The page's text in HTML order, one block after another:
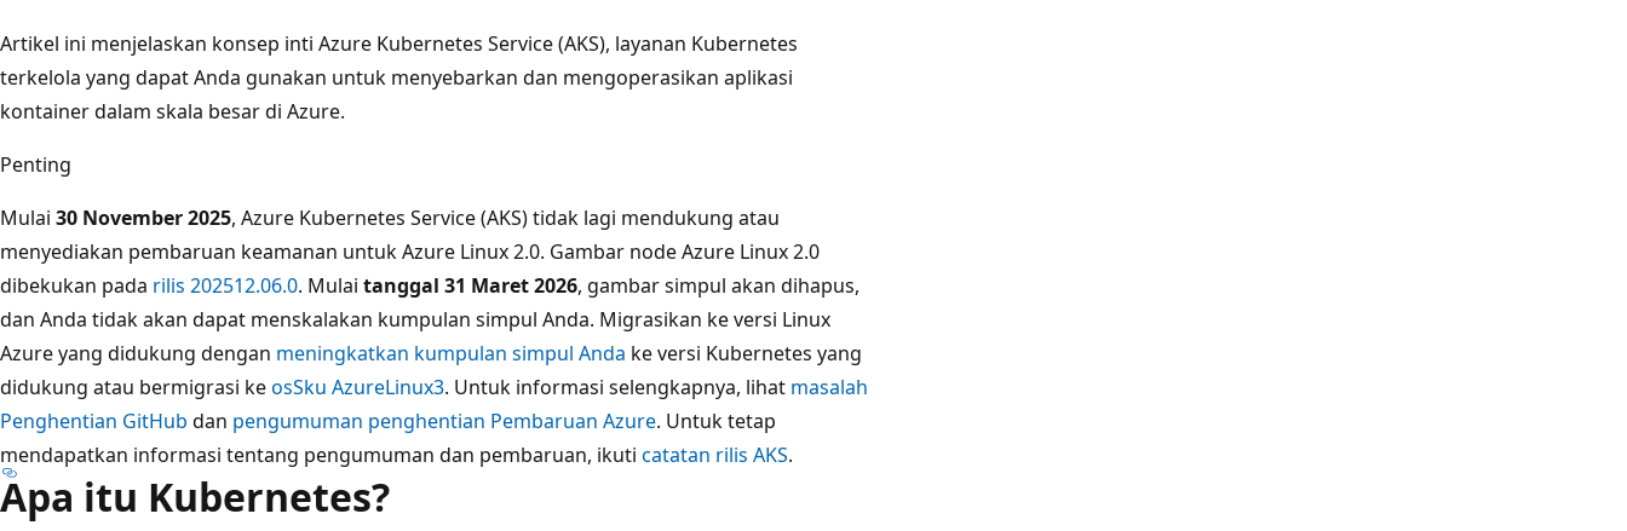
Artikel ini menjelaskan konsep inti Azure Kubernetes Service (AKS), layanan Kubernetes
terkelola yang dapat Anda gunakan untuk menyebarkan dan mengoperasikan aplikasi
kontainer dalam skala besar di Azure.
Penting
Mulai 30 November 2025, Azure Kubernetes Service (AKS) tidak lagi mendukung atau
menyediakan pembaruan keamanan untuk Azure Linux 2.0. Gambar node Azure Linux 2.0
dibekukan pada rilis 202512.06.0. Mulai tanggal 31 Maret 2026, gambar simpul akan dihapus,
dan Anda tidak akan dapat menskalakan kumpulan simpul Anda. Migrasikan ke versi Linux
Azure yang didukung dengan meningkatkan kumpulan simpul Anda ke versi Kubernetes yang
didukung atau bermigrasi keosSku AzureLinux3. Untuk informasi selengkapnya, lihat masalah
Penghentian GitHub dan pengumuman penghentian Pembaruan Azure. Untuk tetap
mendapatkan informasi tentang pengumuman dan pembaruan, ikuti catatan rilis AKS.
Apa itu Kubernetes?